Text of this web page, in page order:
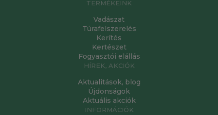
TERMÉKEINK
Vadászat
Túrafelszerelés
Kerítés
Kertészet
Fogyasztói elállás
HÍREK, AKCIÓK
Aktualitások, blog
Újdonságok
Aktuális akciók
INFORMÁCIÓK